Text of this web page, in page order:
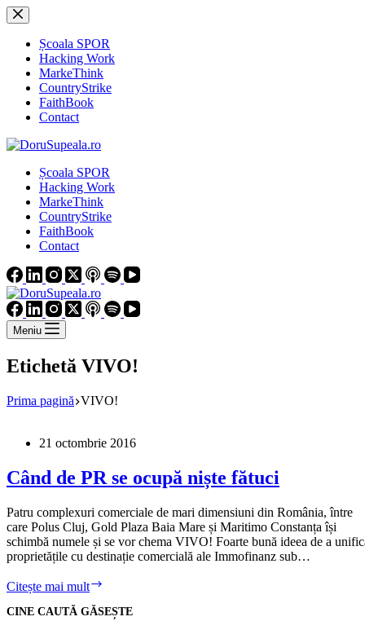
Sari
la
conținutȘcoala SPOR
Hacking Work
MarkeThink
CountryStrike
FaithBook
Contact
Școala SPOR
Hacking Work
MarkeThink
CountryStrike
FaithBook
Contact
Meniu
Etichetă VIVO!
Prima pagină VIVO!
21 octombrie 2016
Când de PR se ocupă niște fătuci
Patru complexuri comerciale de mari dimensiuni din România, între
care Polus Cluj, Gold Plaza Baia Mare și Maritimo Constanța își
schimbă numele și se vor chema VIVO! Foarte bună ideea de a
proprietățile cu destinație comercială ale Immofinanz sub…
Citește mai mult
PR
CINE CAUTĂ GĂSEȘTE